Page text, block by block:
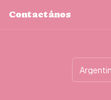
Contactános